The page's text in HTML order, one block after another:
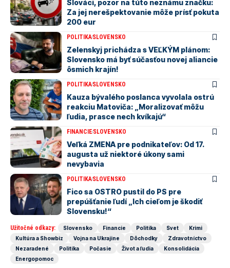
Slováci, pozor na túto neznámu značku:
Za jej nerešpektovanie môže prísť pokuta
200 eur
POLITIKASLOVENSKO
Zelenskyj prichádza s VEĽKÝM plánom:
Slovensko má byť súčasťou novej aliancie
ôsmich krajín!
POLITIKASLOVENSKO
Kauza bývalého poslanca vyvolala ostrú
reakciu Matoviča: „Moralizovať môžu
ľudia, prasce nech kvíkajú“
FINANCIESLOVENSKO
Veľká ZMENA pre podnikateľov: Od 17.
augusta už niektoré úkony sami
nevybavia
POLITIKASLOVENSKO
Fico sa OSTRO pustil do PS pre
prepúšťanie ľudí „Ich cieľom je škodiť
Slovensku!“
Užitočné odkazy: Slovensko Financie Politika Svet
Krimi
Kultúra a Showbiz
Vojna na Ukrajine Dôchodky
Zdravotníctvo
Nezaradené
Politika Počasie Život a ľudia
Konsolidácia
Energopomoc